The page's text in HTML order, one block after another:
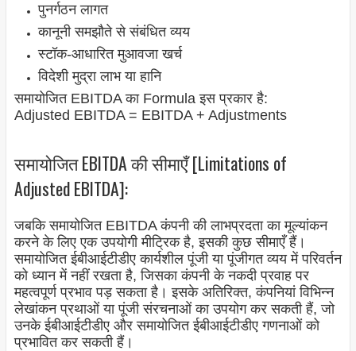
पुनर्गठन लागत
कानूनी समझौते से संबंधित व्यय
स्टॉक-आधारित मुआवजा खर्च
विदेशी मुद्रा लाभ या हानि
समायोजित EBITDA का Formula इस प्रकार है:
Adjusted EBITDA = EBITDA + Adjustments
समायोजित EBITDA की सीमाएँ [Limitations of
Adjusted EBITDA]:
जबकि समायोजित EBITDA कंपनी की लाभप्रदता का मूल्यांकन
करने के लिए एक उपयोगी मीट्रिक है, इसकी कुछ सीमाएँ हैं।
समायोजित ईबीआईटीडीए कार्यशील पूंजी या पूंजीगत व्यय में परिवर्तन
को ध्यान में नहीं रखता है, जिसका कंपनी के नकदी प्रवाह पर
महत्वपूर्ण प्रभाव पड़ सकता है। इसके अतिरिक्त, कंपनियां विभिन्न
लेखांकन प्रथाओं या पूंजी संरचनाओं का उपयोग कर सकती हैं, जो
उनके ईबीआईटीडीए और समायोजित ईबीआईटीडीए गणनाओं को
प्रभावित कर सकती हैं।